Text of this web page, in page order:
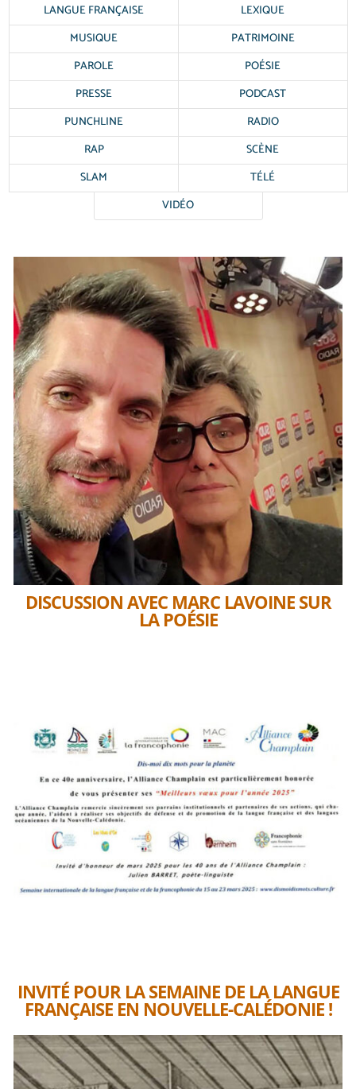
LANGUE FRANÇAISE
LEXIQUE
MUSIQUE
PATRIMOINE
PAROLE
POÉSIE
PRESSE
PODCAST
PUNCHLINE
RADIO
RAP
SCÈNE
SLAM
TÉLÉ
VIDÉO
DISCUSSION AVEC MARC LAVOINE SUR
LA POÉSIE
INVITÉ POUR LA SEMAINE DE LA LANGUE
FRANÇAISE EN NOUVELLE-CALÉDONIE !